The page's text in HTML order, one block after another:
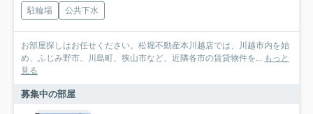
駐輪場 公共下水
お部屋探しはお任せください。松堀不動産本川越店では、川越市内を始
め、ふじみ野市、川島町、狭山市など、近隣各市の賃貸物件を... もっと
見る
募集中の部屋